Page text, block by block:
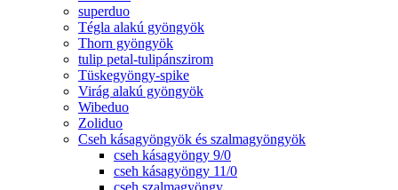
superduo
Tégla alakú gyöngyök
Thorn gyöngyök
tulip petal-tulipánszirom
Tüskegyöngy-spike
Virág alakú gyöngyök
Wibeduo
Zoliduo
Cseh kásagyöngyök és szalmagyöngyök
cseh kásagyöngy 9/0
cseh kásagyöngy 11/0